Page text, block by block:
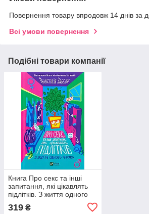
Повернення товару впродовж 14 днів за
Всі умови повернення
Подібні товари компанії
Книга Про секс та інші
запитання, які цікавлять
підлітків. З життя одного
фікуса - Анастасія Забела
319 ₴